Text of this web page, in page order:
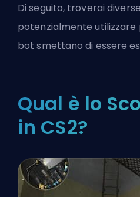
Di seguito, troverai
potenzialmente utilizzare
bot smettano di essere
Qual è lo
in CS2?